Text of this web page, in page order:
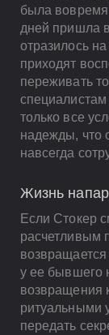
была вовремя
дней пришла
отразилось
приходят
переживать
только все
надежды, что
навсегда
Жизнь
Если Стокер
расчетливым
у ее бывшего
возвращения
ритуальными
передать